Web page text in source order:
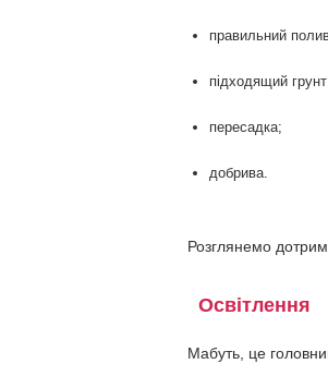
правильний
підходящий
пересадка;
добрива.
Розглянемо
Освітлення
Мабуть, це